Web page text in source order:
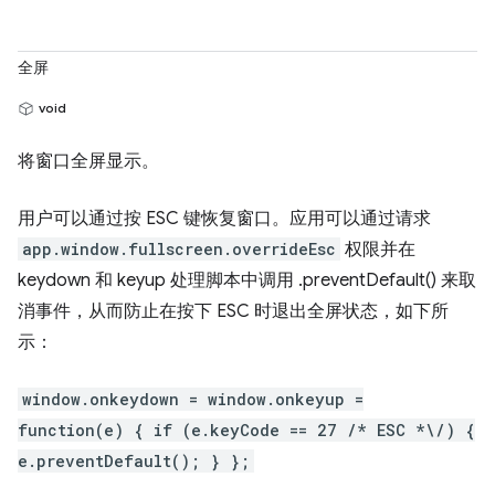
全屏
void
将窗口全屏显示。
用户可以通过按 ESC 键恢复窗口。应用可以通过请求
app.window.fullscreen.overrideEsc 权限并在
keydown 和 keyup 处理脚本中调用 .preventDefault() 来取
消事件，从而防止在按下 ESC 时退出全屏状态，如下所
示：
window.onkeydown = window.onkeyup =
function(e) { if (e.keyCode == 27 /* ESC *\/) {
e.preventDefault(); } };